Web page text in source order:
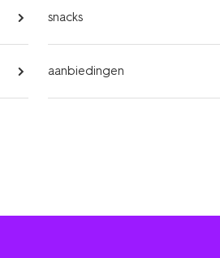
snacks
aanbiedingen